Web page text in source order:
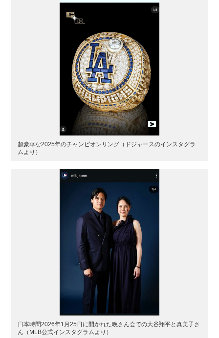
超豪華な2025年のチャンピオンリング（ドジャースのインスタグラ
ムより）
日本時間2026年1月25日に開かれた晩さん会での大谷翔平と真美子さ
ん（MLB公式インスタグラムより）